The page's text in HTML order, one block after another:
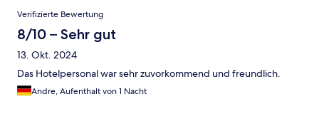
Verifizierte Bewertung
8/10 – Sehr gut
13. Okt. 2024
Das Hotelpersonal war sehr zuvorkommend und freundlich.
Andre, Aufenthalt von 1 Nacht